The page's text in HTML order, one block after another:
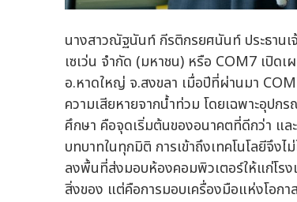
นางสาวณัฐนันท์ กีรติกรยศนันท์ ประธาน
เซเว่น จำกัด (มหาชน) หรือ COM7 เปิด
อ.หาดใหญ่ จ.สงขลา เมื่อปีที่ผ่านมา
ความเสียหายจากน้ำท่วม โดยเฉพาะอุปก
ศึกษา คือจุดเริ่มต้นของอนาคตที่ดีกว่า แ
บทบาทในทุกมิติ การเข้าถึงเทคโนโลยีจึง
ลงพื้นที่ส่งมอบห้องคอมพิวเตอร์ให้แก่โรง
สิ่งของ แต่คือการมอบเครื่องมือแห่งโอก